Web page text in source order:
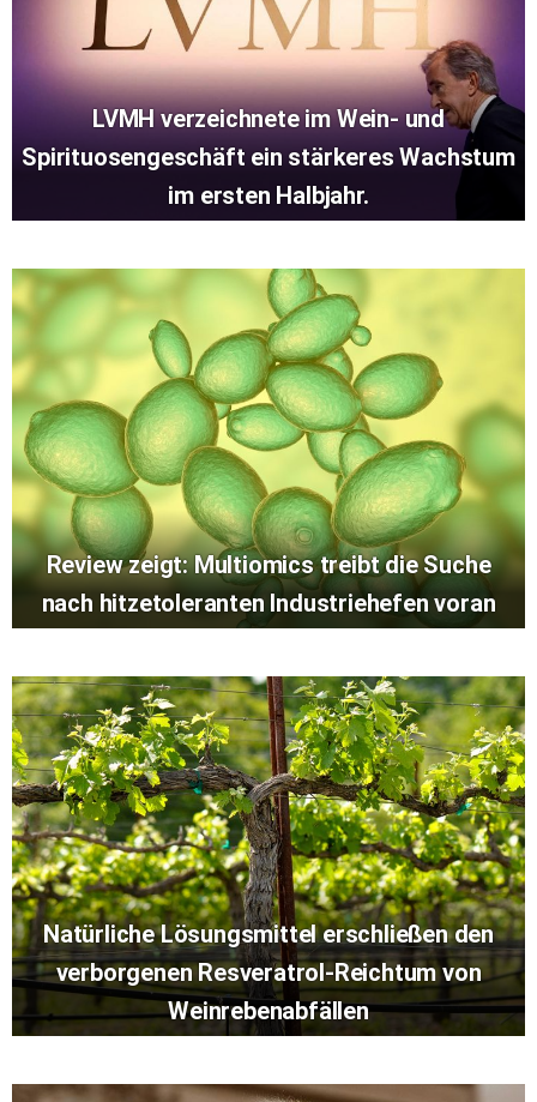
LVMH verzeichnete im Wein- und
Spirituosengeschäft ein stärkeres Wachstum
im ersten Halbjahr.
Review zeigt: Multiomics treibt die Suche
nach hitzetoleranten Industriehefen voran
Natürliche Lösungsmittel erschließen den
verborgenen Resveratrol-Reichtum von
Weinrebenabfällen